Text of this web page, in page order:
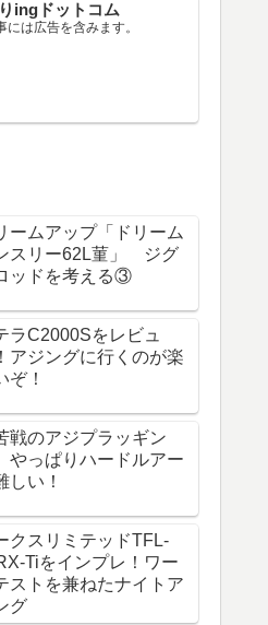
ingドットコム
には広告を含みます。
ームアップ「ドリーム
スリー62L菫」 ジグ
ッドを考える③
ラC2000Sをレビュ
アジングに行くのが楽
ぞ！
戦のアジプラッギン
やっぱりハードルアー
しい！
クスリミテッドTFL-
Tiをインプレ！ワー
ストを兼ねたナイトア
グ